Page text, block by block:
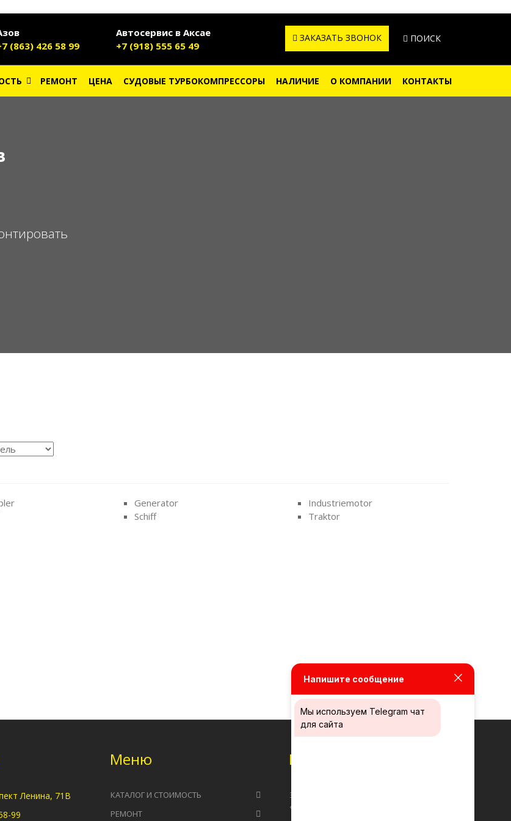
(863) 426 58 99
Автосервис в Аксае
+7 (918) 555 65 49
ЗАКАЗАТЬ ЗВОНОК ПОИСК
РЕМОНТ ЦЕНА СУДОВЫЕ ТУРБОКОМПРЕССОРЫ НАЛИЧИЕ О КОМПАНИИ КОНТАКТЫ
Generator
Industriemotor
Schiff Traktor
Ленина, 71В
99
Меню
КАТАЛОГ И СТОИМОСТЬ
РЕМОНТ
Новости
ЗАПУСК НОВОГО САЙТА КОМПАНИИ
«ТУРБО ЦЕНТР»
Напишите сообщение
Мы используем Telegram чат
для сайта